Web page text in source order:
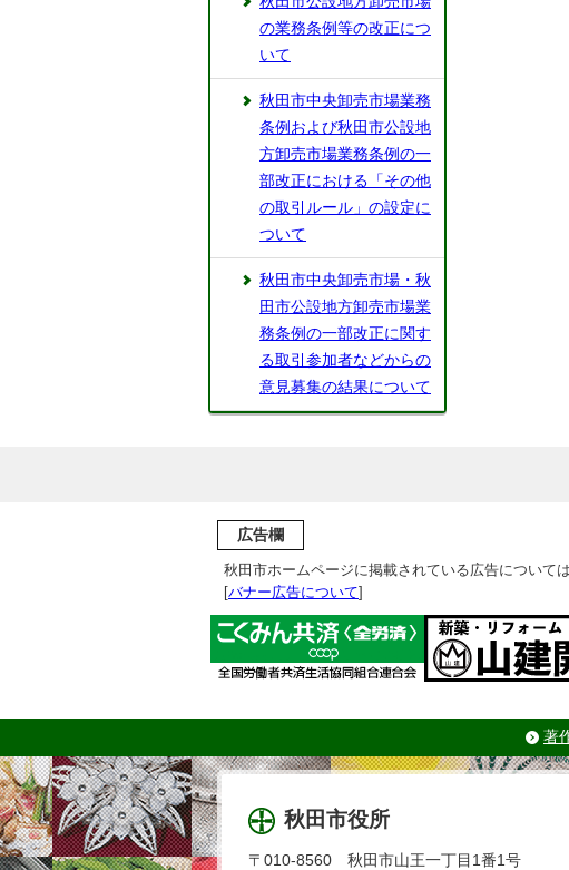
の業務条例等の改正につ
いて
秋田市中央卸売市場業務
条例および秋田市公設地
方卸売市場業務条例の一
部改正における「その他
の取引ルール」の設定に
ついて
秋田市中央卸売市場・秋
田市公設地方卸売市場業
務条例の一部改正に関す
る取引参加者などからの
意見募集の結果について
広告欄
秋田市ホームページに掲載されている広告について
[バナー広告について]
著
秋田市役所
〒010-8560 秋田市山王一丁目1番1号